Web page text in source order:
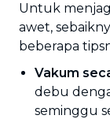
Untuk
awet,
beberapa
Vakum
debu
seminggu